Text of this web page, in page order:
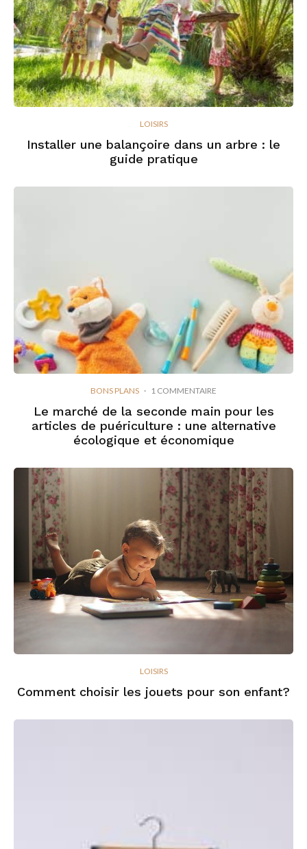
LOISIRS
Installer une balançoire dans un arbre : le
guide pratique
BONS PLANS · 1 COMMENTAIRE
Le marché de la seconde main pour les
articles de puériculture : une alternative
écologique et économique
LOISIRS
Comment choisir les jouets pour son enfant?